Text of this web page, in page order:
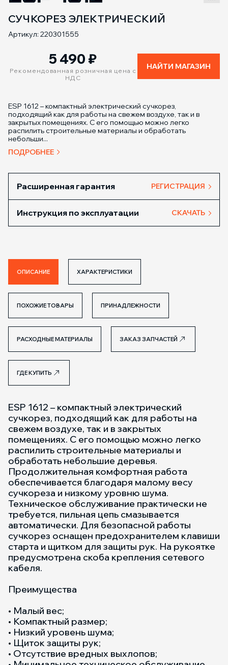
СУЧКОРЕЗ ЭЛЕКТРИЧЕСКИЙ
Артикул: 220301555
5 490 ₽
Рекомендованная розничная цена с
НДС
НАЙТИ МАГАЗИН
ESP 1612 – компактный электрический сучкорез,
подходящий как для работы на свежем воздухе, так и в
закрытых помещениях. С его помощью можно легко
распилить строительные материалы и обработать
небольши...
ПОДРОБНЕЕ
Расширенная гарантия РЕГИСТРАЦИЯ
Инструкция по эксплуатации СКАЧАТЬ
ОПИСАНИЕ ХАРАКТЕРИСТИКИ
ПОХОЖИЕ ТОВАРЫ ПРИНАДЛЕЖНОСТИ
РАСХОДНЫЕ МАТЕРИАЛЫ ЗАКАЗ ЗАПЧАСТЕЙ
ГДЕ КУПИТЬ
ESP 1612 – компактный электрический
сучкорез, подходящий как для работы на
свежем воздухе, так и в закрытых
помещениях. С его помощью можно легко
распилить строительные материалы и
обработать небольшие деревья.
Продолжительная комфортная работа
обеспечивается благодаря малому весу
сучкореза и низкому уровню шума.
Техническое обслуживание практически не
требуется, пильная цепь смазывается
автоматически. Для безопасной работы
сучкорез оснащен предохранителем клавиши
старта и щитком для защиты рук. На рукоятке
предусмотрена скоба крепления сетевого
кабеля.
Преимущества
• Малый вес;
• Компактный размер;
• Низкий уровень шума;
• Щиток защиты рук;
• Отсутствие вредных выхлопов;